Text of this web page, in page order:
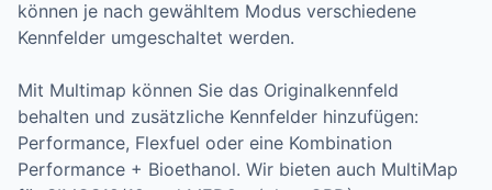
können je nach gewähltem Modus verschiedene
Kennfelder umgeschaltet werden.
Mit Multimap können Sie das Originalkennfeld
behalten und zusätzliche Kennfelder hinzufügen:
Performance, Flexfuel oder eine Kombination
Performance + Bioethanol. Wir bieten auch MultiMap